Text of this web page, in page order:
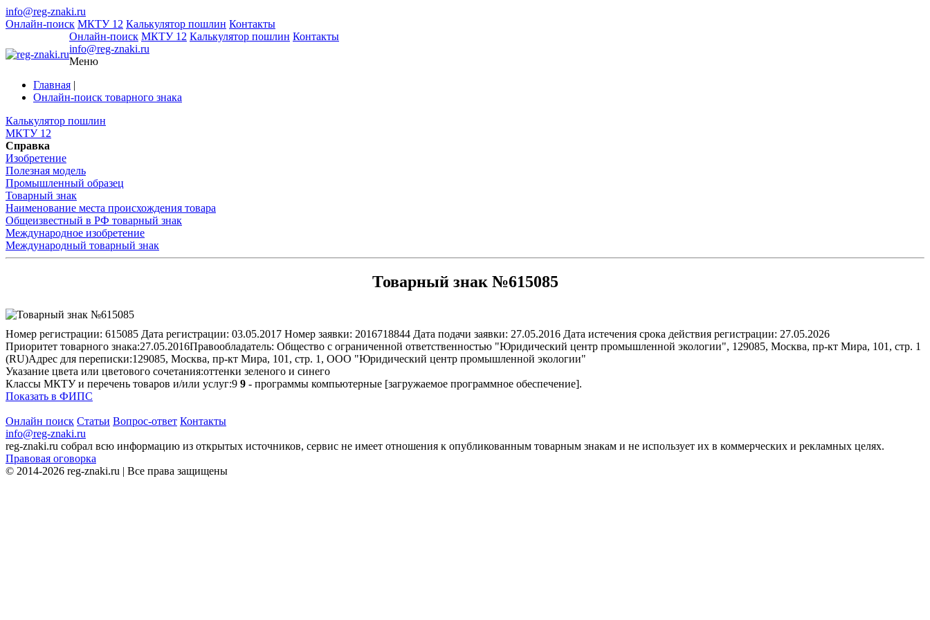
info@reg-znaki.ru
Онлайн-поиск МКТУ 12 Калькулятор пошлин Контакты
Онлайн-поиск МКТУ 12 Калькулятор пошлин Контакты
info@reg-znaki.ru
Меню
Главная |
Онлайн-поиск товарного знака
Калькулятор пошлин
МКТУ 12
Справка
Изобретение
Полезная модель
Промышленный образец
Товарный знак
Наименование места происхождения товара
Общеизвестный в РФ товарный знак
Международное изобретение
Международный товарный знак
Товарный знак №615085
Номер регистрации: 615085 Дата регистрации: 03.05.2017 Номер заявки: 2016718844 Дата подачи заявки: 27.05.2016 Дата истечения срока действия регистрации: 27.05.2026
Приоритет товарного знака:27.05.2016Правообладатель: Общество с ограниченной ответственностью "Юридический центр промышленной экологии", 129085, Москва, пр-кт Мира, 101, стр. 1
(RU)Адрес для переписки:129085, Москва, пр-кт Мира, 101, стр. 1, ООО "Юридический центр промышленной экологии"
Указание цвета или цветового сочетания:оттенки зеленого и синего
Классы МКТУ и перечень товаров и/или услуг:9 9 - программы компьютерные [загружаемое программное обеспечение].
Показать в ФИПС
Онлайн поиск Статьи Вопрос-ответ Контакты
info@reg-znaki.ru
reg-znaki.ru собрал всю информацию из открытых источников, сервис не имеет отношения к опубликованным товарным знакам и не использует их в коммерческих и рекламных целях.
Правовая оговорка
© 2014-2026 reg-znaki.ru | Все права защищены